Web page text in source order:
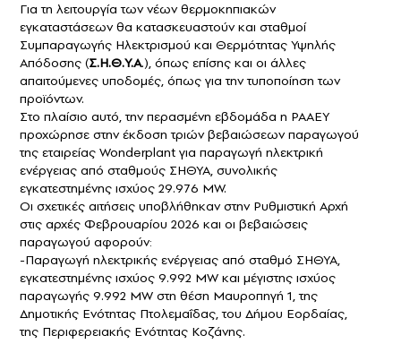
Για τη λειτουργία των νέων θερμοκηπιακών
εγκαταστάσεων θα κατασκευαστούν και σταθμοί
Συμπαραγωγής Ηλεκτρισμού και Θερμότητας Υψηλής
Απόδοσης (Σ.Η.Θ.Υ.Α.), όπως επίσης και οι άλλες
απαιτούμενες υποδομές, όπως για την τυποποίηση των
προϊόντων.
Στο πλαίσιο αυτό, την περασμένη εβδομάδα η ΡΑΑΕΥ
προχώρησε στην έκδοση τριών βεβαιώσεων παραγωγού
της εταιρείας Wonderplant για παραγωγή ηλεκτρική
ενέργειας από σταθμούς ΣΗΘΥΑ, συνολικής
εγκατεστημένης ισχύος 29.976 MW.
Οι σχετικές αιτήσεις υποβλήθηκαν στην Ρυθμιστική Αρχή
στις αρχές Φεβρουαρίου 2026 και οι βεβαιώσεις
παραγωγού αφορούν:
-Παραγωγή ηλεκτρικής ενέργειας από σταθμό ΣΗΘΥΑ,
εγκατεστημένης ισχύος 9.992 MW και μέγιστης ισχύος
παραγωγής 9.992 MW στη θέση Μαυροπηγή 1, της
Δημοτικής Ενότητας Πτολεμαΐδας, του Δήμου Εορδαίας,
της Περιφερειακής Ενότητας Κοζάνης.